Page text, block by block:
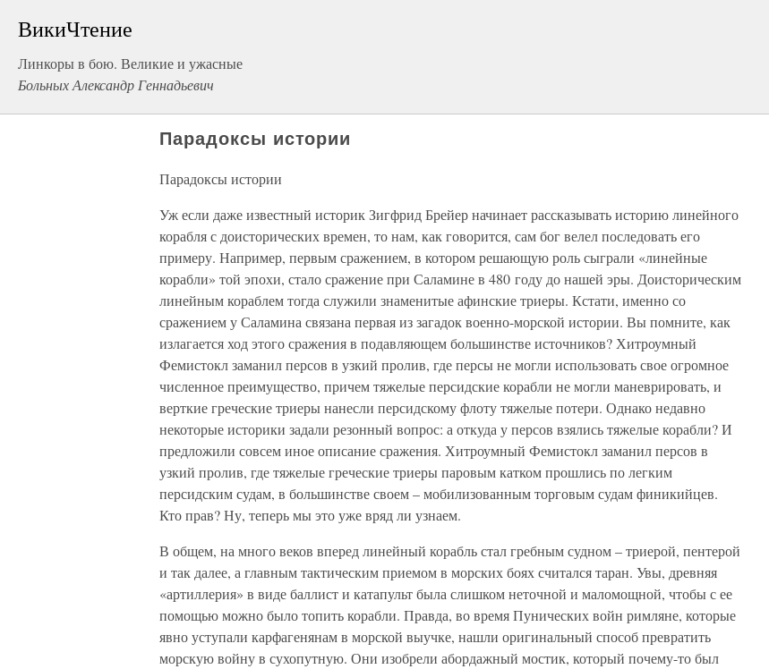
ВикиЧтение
Линкоры в бою. Великие и ужасные
Больных Александр Геннадьевич
Парадоксы истории
Парадоксы истории
Уж если даже известный историк Зигфрид Брейер начинает рассказывать историю линейного
корабля с доисторических времен, то нам, как говорится, сам бог велел последовать его
примеру. Например, первым сражением, в котором решающую роль сыграли «линейные
корабли» той эпохи, стало сражение при Саламине в 480 году до нашей эры. Доисторическим
линейным кораблем тогда служили знаменитые афинские триеры. Кстати, именно со
сражением у Саламина связана первая из загадок военно-морской истории. Вы помните, как
излагается ход этого сражения в подавляющем большинстве источников? Хитроумный
Фемистокл заманил персов в узкий пролив, где персы не могли использовать свое огромное
численное преимущество, причем тяжелые персидские корабли не могли маневрировать, и
верткие греческие триеры нанесли персидскому флоту тяжелые потери. Однако недавно
некоторые историки задали резонный вопрос: а откуда у персов взялись тяжелые корабли? И
предложили совсем иное описание сражения. Хитроумный Фемистокл заманил персов в
узкий пролив, где тяжелые греческие триеры паровым катком прошлись по легким
персидским судам, в большинстве своем – мобилизованным торговым судам финикийцев.
Кто прав? Ну, теперь мы это уже вряд ли узнаем.
В общем, на много веков вперед линейный корабль стал гребным судном – триерой, пентерой
и так далее, а главным тактическим приемом в морских боях считался таран. Увы, древняя
«артиллерия» в виде баллист и катапульт была слишком неточной и маломощной, чтобы с ее
помощью можно было топить корабли. Правда, во время Пунических войн римляне, которые
явно уступали карфагенянам в морской выучке, нашли оригинальный способ превратить
морскую войну в сухопутную. Они изобрели абордажный мостик, который почему-то был